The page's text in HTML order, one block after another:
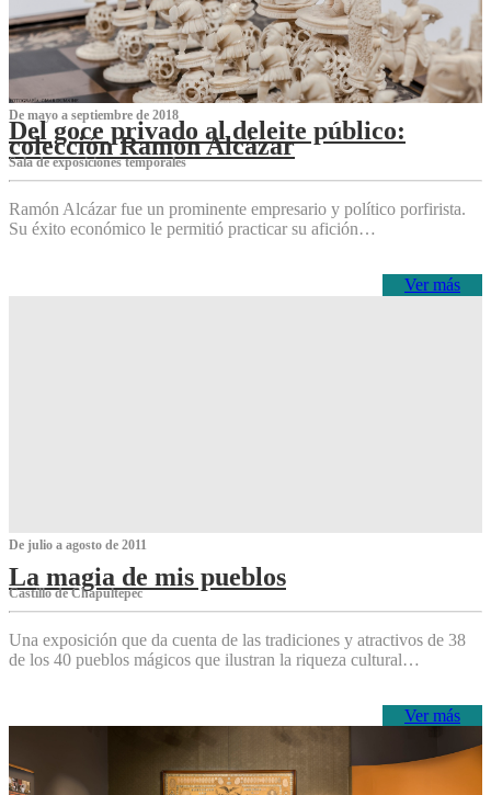
De mayo a septiembre de 2018
Del goce privado al deleite público:
colección Ramón Alcázar
Sala de exposiciones temporales
Ramón Alcázar fue un prominente empresario y político porfirista.
Su éxito económico le permitió practicar su afición…
Ver más
De julio a agosto de 2011
La magia de mis pueblos
Castillo de Chapultepec
Una exposición que da cuenta de las tradiciones y atractivos de 38
de los 40 pueblos mágicos que ilustran la riqueza cultural…
Ver más